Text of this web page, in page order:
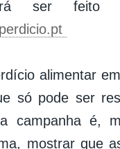
ser feito
alimentar
só pode ser
campanha é,
mostrar que